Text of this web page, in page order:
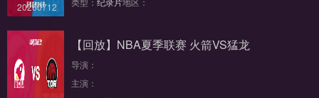
20260712
【回放】NBA夏季联赛 火箭VS猛龙
导演：
主演：